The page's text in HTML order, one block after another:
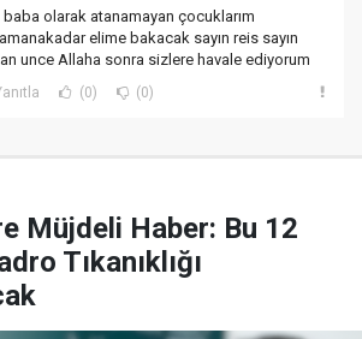
baba olarak atanamayan çocuklarım
elime bakacak sayın reis sayın
unce Allaha sonra sizlere havale ediyorum
(0) (0)
Müjdeli Haber: Bu 12
Tıkanıklığı